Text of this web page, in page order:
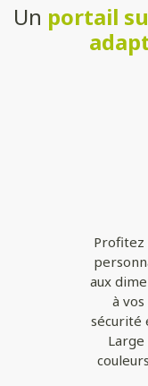
Un portail
aux
à
sécurité